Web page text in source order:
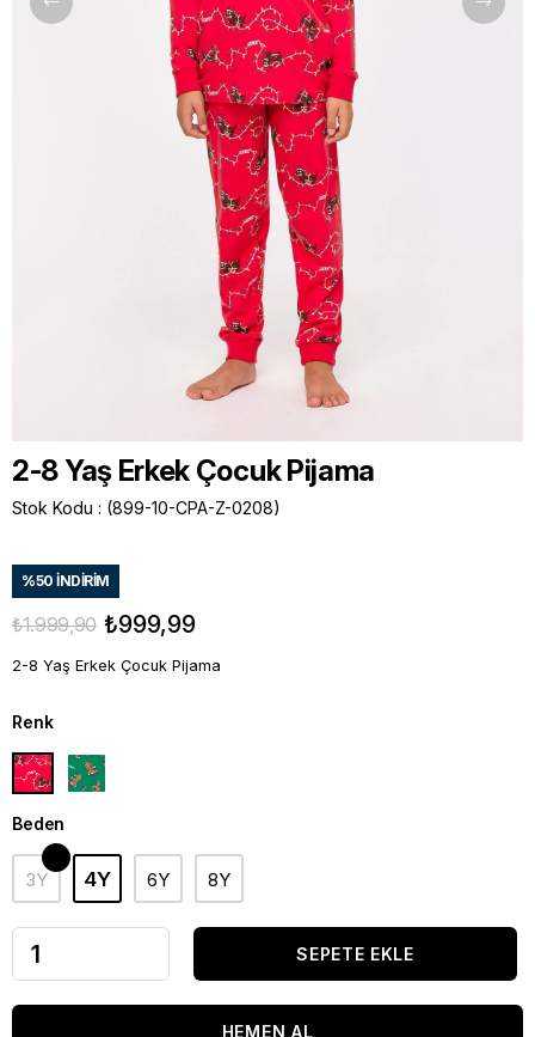
2-8 Yaş Erkek Çocuk Pijama
Stok Kodu (899-10-CPA-Z-0208)
%50 İNDIRIM
₺1.999,90 ₺999,99
2-8 Yaş Erkek Çocuk Pijama
Renk
Beden
3Y 4Y 6Y 8Y